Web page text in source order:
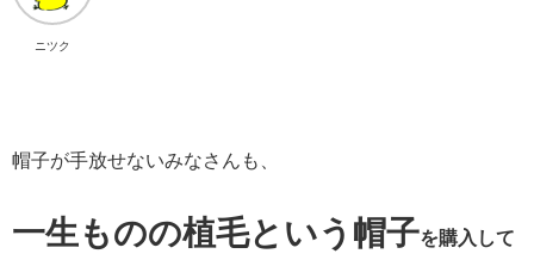
ニツク
帽子が手放せないみなさんも、
一生ものの植毛という帽子を購入して